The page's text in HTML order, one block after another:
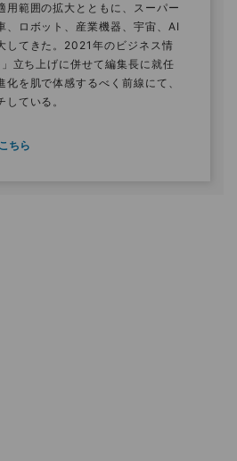
用範囲の拡大とともに、スーパー
、ロボット、産業機器、宇宙、AI
してきた。2021年のビジネス情
立ち上げに併せて編集長に就任
化を肌で体感するべく前線にて、
ている。
ちら